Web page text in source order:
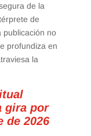
de la
de
publicación no
profundiza en
la
gira por
de 2026